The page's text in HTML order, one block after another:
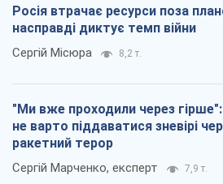
Росія втрачає ресурси поза
насправді диктує темп війни
Сергій Місюра 8,2 т.
"Ми вже проходили через гірше":
не варто піддаватися зневірі
ракетний терор
Сергій Марченко, експерт 7,9 т.